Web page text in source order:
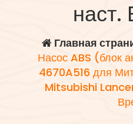
наст.
Главная
Насос ABS (блок
4670A516 для
Mitsubishi